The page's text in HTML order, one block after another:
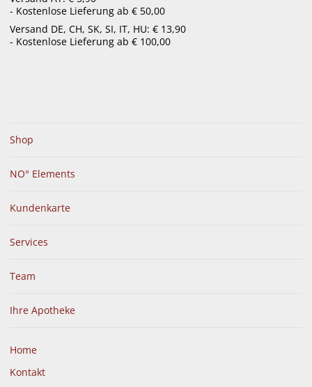
- Kostenlose Lieferung ab € 50,00
Versand DE, CH, SK, SI, IT, HU: € 13,90
- Kostenlose Lieferung ab € 100,00
Shop
NO° Elements
Kundenkarte
Services
Team
Ihre Apotheke
Home
Kontakt